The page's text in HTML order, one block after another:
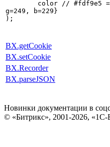
g=249, b=229}
);
BX.getCookie
BX.setCookie
BX.Recorder
BX.parseJSON
Новинки документации в
© «Битрикс», 2001-2026, «1С-